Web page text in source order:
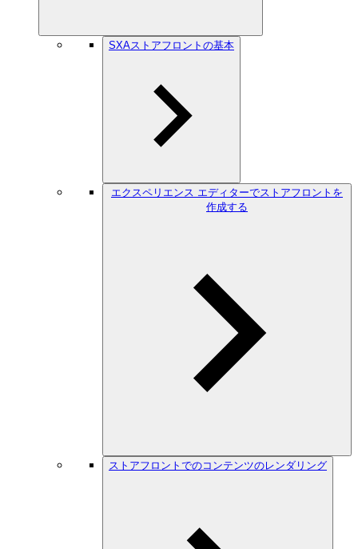
SXAストアフロントの基本
エクスペリエンス エディターでストアフロントを
作成する
ストアフロントでのコンテンツのレンダリング